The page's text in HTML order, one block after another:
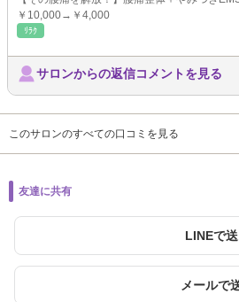
￥10,000→￥4,000
ﾘﾗｸ
サロンからの返信コメントを見る
このサロンのすべての口コミを見る
友達に共有
LINEで
メールで